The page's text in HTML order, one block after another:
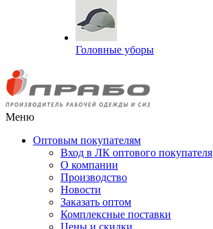
Головные уборы
Меню
Оптовым покупателям
Вход в ЛК оптового покупателя
О компании
Производство
Новости
Заказать оптом
Комплексные поставки
Цены и скидки